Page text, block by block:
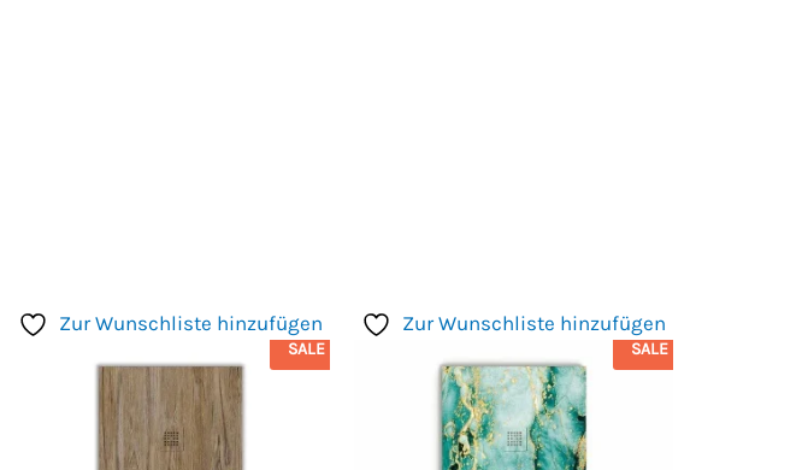
Zur Wunschliste hinzufügen
SALE
Zur Wunschliste hinzufügen
SALE